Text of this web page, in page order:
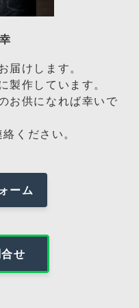
届けします。
製作しています。
お供になれば幸いで
ください。
ーム
せ